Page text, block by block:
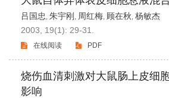
吕国忠 , 朱宇刚 , 周红梅, 顾在秋, 杨敏杰
2003, 19(1): 29-31.
在线阅读 PDF
烧伤血清刺激对大鼠肠上皮细
影响